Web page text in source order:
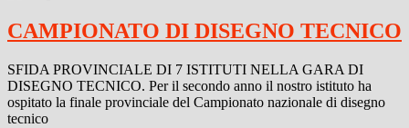
CAMPIONATO DI DISEGNO TECNICO
SFIDA PROVINCIALE DI 7 ISTITUTI NELLA GARA DI
DISEGNO TECNICO. Per il secondo anno il nostro istituto ha
ospitato la finale provinciale del Campionato nazionale di disegno
tecnico